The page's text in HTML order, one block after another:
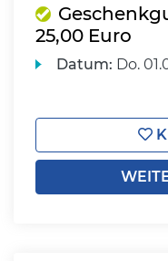
25,00 Euro
Datum: Do.